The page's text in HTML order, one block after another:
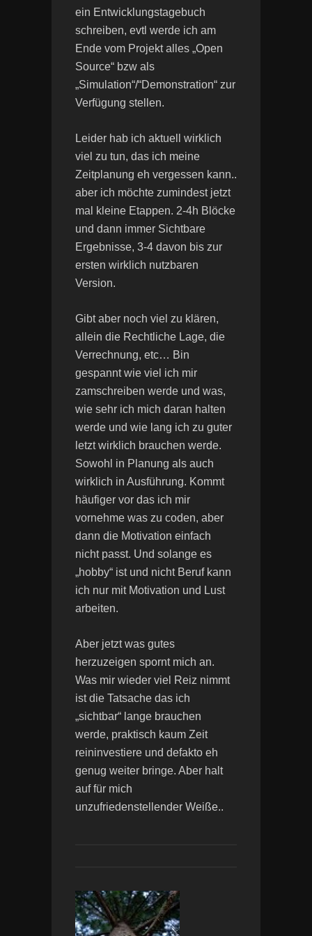
ein Entwicklungstagebuch
schreiben, evtl werde ich am
Ende vom Projekt alles „Open
Source“ bzw als
„Simulation“/“Demonstration“ zur
Verfügung stellen.
Leider hab ich aktuell wirklich
viel zu tun, das ich meine
Zeitplanung eh vergessen kann..
aber ich möchte zumindest jetzt
mal kleine Etappen. 2-4h Blöcke
und dann immer Sichtbare
Ergebnisse, 3-4 davon bis zur
ersten wirklich nutzbaren
Version.
Gibt aber noch viel zu klären,
allein die Rechtliche Lage, die
Verrechnung, etc… Bin
gespannt wie viel ich mir
zamschreiben werde und was,
wie sehr ich mich daran halten
werde und wie lang ich zu guter
letzt wirklich brauchen werde.
Sowohl in Planung als auch
wirklich in Ausführung. Kommt
häufiger vor das ich mir
vornehme was zu coden, aber
dann die Motivation einfach
nicht passt. Und solange es
„hobby“ ist und nicht Beruf kann
ich nur mit Motivation und Lust
arbeiten.
Aber jetzt was gutes
herzuzeigen spornt mich an.
Was mir wieder viel Reiz nimmt
ist die Tatsache das ich
„sichtbar“ lange brauchen
werde, praktisch kaum Zeit
reininvestiere und defakto eh
genug weiter bringe. Aber halt
auf für mich
unzufriedenstellender Weiße..